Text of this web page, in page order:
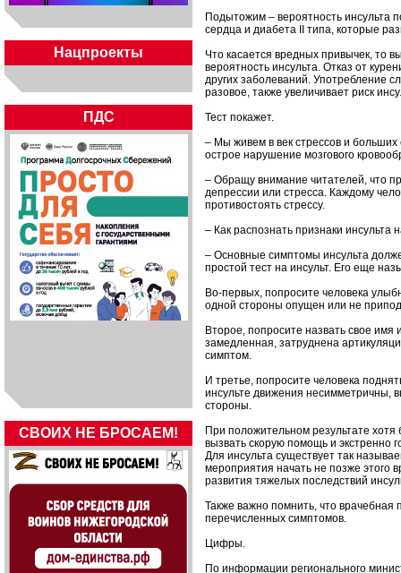
Нацпроекты
ПДС
СВОИХ НЕ БРОСАЕМ!
Подытожим – вероятность инсульта
сердца и диабета II типа, которые
Что касается вредных привычек, то
вероятность инсульта. Отказ от
других заболеваний. Употребление
разовое, также увеличивает риск
Тест покажет.
– Мы живем в век стрессов и
острое нарушение мозгового
– Обращу внимание читателей, что
депрессии или стресса. Каждому
противостоять стрессу.
– Как распознать признаки инсульта
– Основные симптомы инсульта
простой тест на инсульт. Его еще
Во-первых, попросите человека
одной стороны опущен или не
Второе, попросите назвать свое имя
замедленная, затруднена
симптом.
И третье, попросите человека
инсульте движения несимметричны,
стороны.
При положительном результате
вызвать скорую помощь и экстренно
Для инсульта существует так
мероприятия начать не позже этого
развития тяжелых последствий
Также важно помнить, что
перечисленных симптомов.
Цифры.
По информации регионального